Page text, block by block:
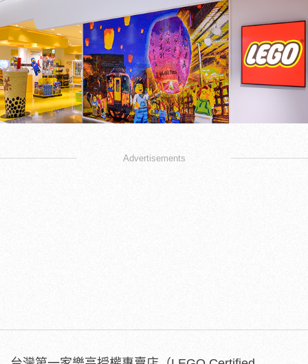
Advertisements